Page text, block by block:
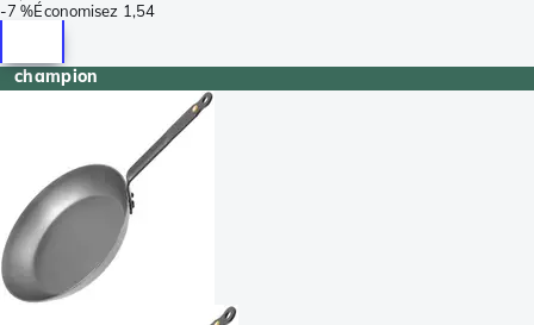
-7 %Économisez 1,54
champion